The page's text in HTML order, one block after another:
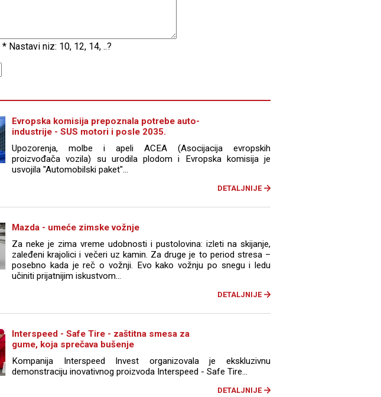
* Nastavi niz: 10, 12, 14, ..?
Evropska komisija prepoznala potrebe auto-
industrije - SUS motori i posle 2035.
Upozorenja, molbe i apeli ACEA (Asocijacija evropskih
proizvođača vozila) su urodila plodom i Evropska komisija je
usvojila "Automobilski paket"...
DETALJNIJE
Mazda - umeće zimske vožnje
Za neke je zima vreme udobnosti i pustolovina: izleti na skijanje,
zaleđeni krajolici i večeri uz kamin. Za druge je to period stresa –
posebno kada je reč o vožnji. Evo kako vožnju po snegu i ledu
učiniti prijatnijim iskustvom...
DETALJNIJE
Interspeed - Safe Tire - zaštitna smesa za
gume, koja sprečava bušenje
Kompanija Interspeed Invest organizovala je ekskluzivnu
demonstraciju inovativnog proizvoda Interspeed - Safe Tire...
DETALJNIJE